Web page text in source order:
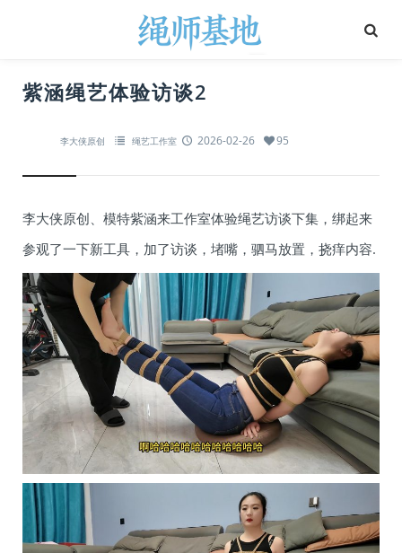
紫涵绳艺体验访谈2
李大侠原创 绳艺工作室 2026-02-26 95
李大侠原创、模特紫涵来工作室体验绳艺访谈下集，绑起来
参观了一下新工具，加了访谈，堵嘴，驷马放置，挠痒内容.